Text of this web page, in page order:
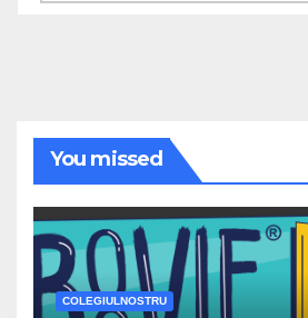
You missed
COLEGIULNOSTRU